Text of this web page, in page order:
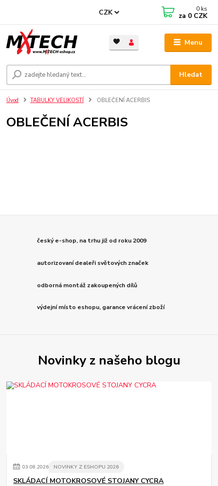
Menu
CZK
Hledat
0 ks
za 0 CZK
Úvod TABULKY VELIKOSTÍ OBLEČENÍ ACERBIS
OBLEČENÍ ACERBIS
český e-shop, na trhu již od roku 2009
autorizovaní dealeři světových značek
odborná montáž zakoupených dílů
výdejní místo eshopu, garance vrácení zboží
Novinky z našeho blogu
03.08.2026 NOVINKY Z ESHOPU 2026
SKLÁDACÍ MOTOKROSOVÉ STOJANY CYCRA